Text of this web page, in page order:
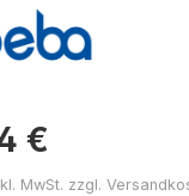
€
MwSt. zzgl.